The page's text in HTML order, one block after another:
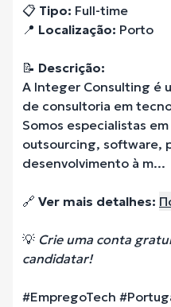
📋 Tipo: Full-time
📍 Localização: Porto
📝 Descrição:
A Integer Consulting é
de consultoria em
Somos especialistas
outsourcing, software,
desenvolvimento à m...
🔗 Ver mais detalhes:
💡 Crie uma conta
candidatar!
#EmpregoTech